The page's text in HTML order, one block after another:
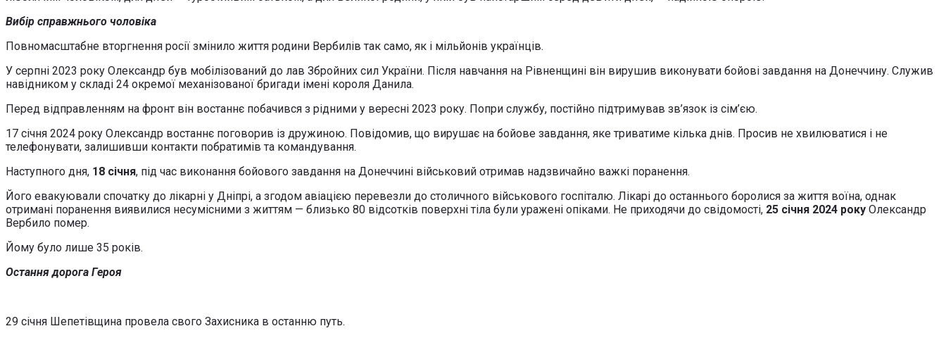
Вибір справжнього чоловіка
Повномасштабне вторгнення росії змінило життя родини Вербилів так само, як і мільйонів українців.
У серпні 2023 року Олександр був мобілізований до лав Збройних сил України. Після навчання на Рівненщині він вирушив виконувати бойові завдання на Донеччину. Служив
навідником у складі 24 окремої механізованої бригади імені короля Данила.
Перед відправленням на фронт він востаннє побачився з рідними у вересні 2023 року. Попри службу, постійно підтримував зв’язок із сім’єю.
17 січня 2024 року Олександр востаннє поговорив із дружиною. Повідомив, що вирушає на бойове завдання, яке триватиме кілька днів. Просив не хвилюватися і не
телефонувати, залишивши контакти побратимів та командування.
Наступного дня, 18 січня, під час виконання бойового завдання на Донеччині військовий отримав надзвичайно важкі поранення.
Його евакуювали спочатку до лікарні у Дніпрі, а згодом авіацією перевезли до столичного військового госпіталю. Лікарі до останнього боролися за життя воїна, однак
отримані поранення виявилися несумісними з життям — близько 80 відсотків поверхні тіла були уражені опіками. Не приходячи до свідомості, 25 січня 2024 року Олександр
Вербило помер.
Йому було лише 35 років.
Остання дорога Героя
29 січня Шепетівщина провела свого Захисника в останню путь.